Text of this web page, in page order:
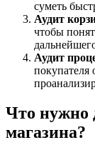
суметь
Аудит
чтобы
Аудит
покупателя
Что нужно
магазина?